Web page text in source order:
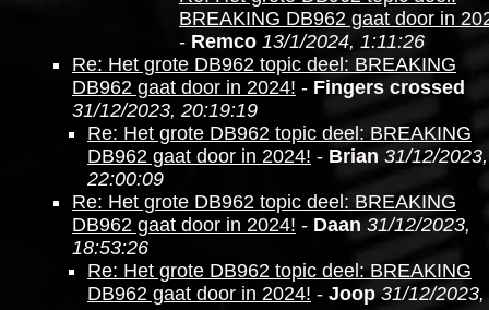
BREAKING DB962 gaat door in
- Remco 13/1/2024, 1:11:26
Re: Het grote DB962 topic deel: BREAKING
DB962 gaat door in 2024! - Fingers crossed
31/12/2023, 20:19:19
Re: Het grote DB962 topic deel: BREAKING
DB962 gaat door in 2024! - Brian 31/12/2023,
22:00:09
Re: Het grote DB962 topic deel: BREAKING
DB962 gaat door in 2024! - Daan 31/12/2023,
18:53:26
Re: Het grote DB962 topic deel: BREAKING
DB962 gaat door in 2024! - Joop 31/12/2023,